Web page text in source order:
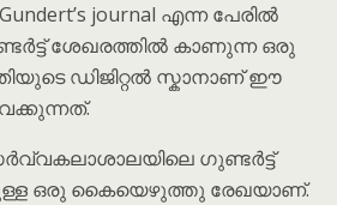
journal എന്ന പേരിൽ
ശേഖരത്തിൽ കാണുന്ന ഒരു
ഡിജിറ്റൽ സ്കാനാണ് ഈ
ഗുണ്ടർട്ട്
ഒരു കൈയെഴുത്തു രേഖയാണ്.